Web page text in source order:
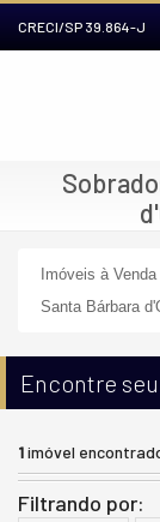
CRECI/SP 39.864-J
Imóveis à Venda
Santa Bárbara
Encontre
1imóvel
Filtrando por: